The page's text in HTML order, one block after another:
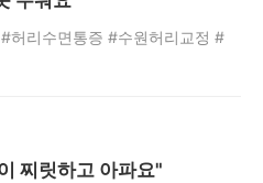
허리수면통증 #수원허리교정 #
찌릿하고 아파요"